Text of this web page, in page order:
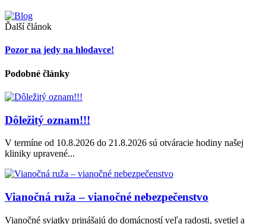
Ďalší článok
Pozor na jedy na hlodavce!
Podobné články
Dôležitý oznam!!!
V termíne od 10.8.2026 do 21.8.2026 sú otváracie hodiny našej
kliniky upravené...
Vianočná ruža – vianočné nebezpečenstvo
Vianočné sviatky prinášajú do domácností veľa radosti, svetiel a